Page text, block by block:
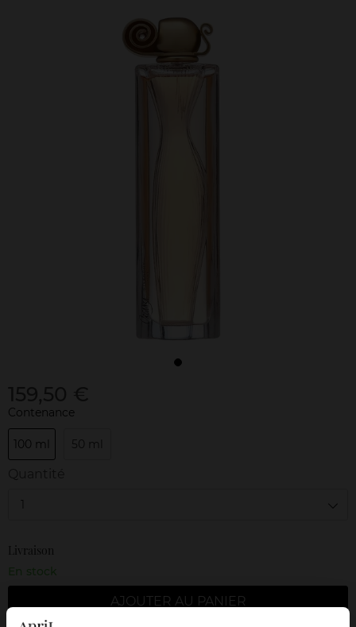
Contenance
100 ml 50 ml
1
Livraison
En stock
AJOUTER AU PANIER